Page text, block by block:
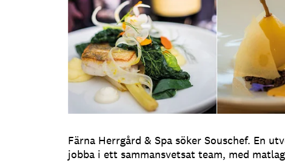
Färna Herrgård & Spa söker Souschef. En
jobba i ett sammansvetsat team, med